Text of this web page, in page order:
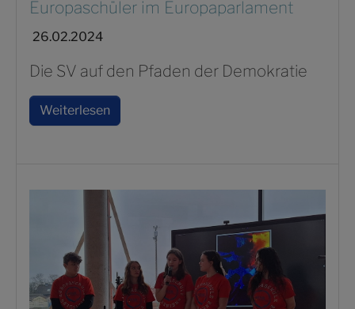
Europaschüler im Europaparlament
26.02.2024
Die SV auf den Pfaden der Demokratie
Weiterlesen